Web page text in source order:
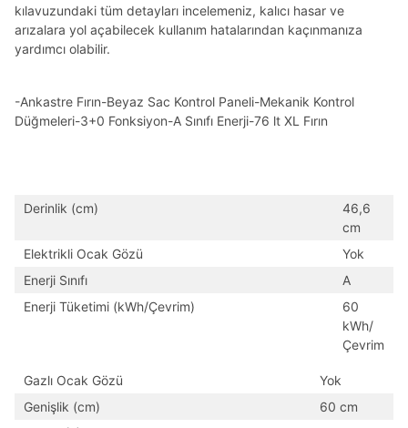
kılavuzundaki tüm detayları incelemeniz, kalıcı hasar ve
arızalara yol açabilecek kullanım hatalarından kaçınmanıza
yardımcı olabilir.
-Ankastre Fırın-Beyaz Sac Kontrol Paneli-Mekanik Kontrol
Düğmeleri-3+0 Fonksiyon-A Sınıfı Enerji-76 lt XL Fırın
Derinlik (cm)
46,6
cm
Elektrikli Ocak Gözü
Yok
Enerji Sınıfı
A
Enerji Tüketimi (kWh/Çevrim)
60
kWh/
Çevrim
Gazlı Ocak Gözü
Yok
Genişlik (cm)
60 cm